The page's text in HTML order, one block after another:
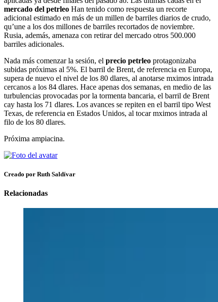
mercado del petrleo Han tenido como respuesta un recorte
adicional estimado en más de un millen de barriles diarios de crudo,
qu’une a los dos millones de barriles recortados de noviembre.
Rusia, además, amenaza con retirar del mercado otros 500.000
barriles adicionales.
Nada más comenzar la sesión, el precio petrleo protagonizaba
subidas próximas al 5%. El barril de Brent, de referencia en Europa,
supera de nuevo el nivel de los 80 dlares, al anotarse mximos intrada
cercanos a los 84 dlares. Hace apenas dos semanas, en medio de las
turbulencias provocadas por la tormenta bancaria, el barril de Brent
cay hasta los 71 dlares. Los avances se repiten en el barril tipo West
Texas, de referencia en Estados Unidos, al tocar mximos intrada al
filo de los 80 dlares.
Próxima ampiacina.
Creado por Ruth Saldívar
Relacionadas